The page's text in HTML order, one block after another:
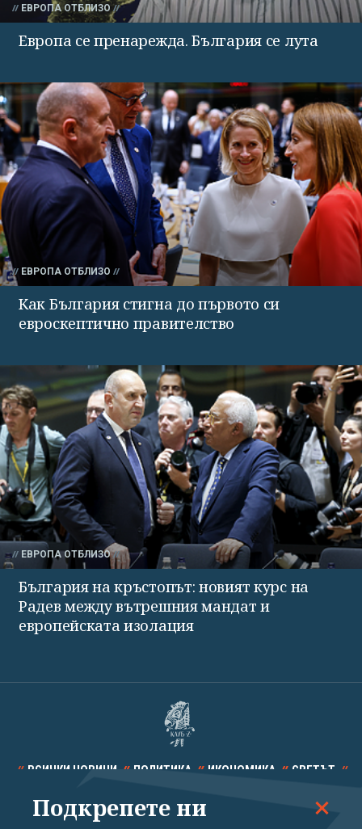
ЕВРОПА ОТБЛИЗО
Европа се пренарежда. България се лута
ЕВРОПА ОТБЛИЗО
Как България стигна до първото си
евроскептично правителство
ЕВРОПА ОТБЛИЗО
България на кръстопът: новият курс на
Радев между вътрешния мандат и
европейската изолация
ВСИЧКИ НОВИНИ ПОЛИТИКА ИКОНОМИКА СВЕТЪТ
СПОРТ КУЛТУРА ТЕХНОЛОГИИ КАЛЕЙДОСКОП
Подкрепете ни